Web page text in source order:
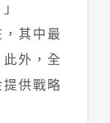
其中最
外，全
供戰略